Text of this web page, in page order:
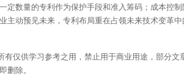
定数量的专利作为保护手段和准入筹码；成本控
主动预见未来，专利布局重在占领未来技术变革
有仅供学习参考之用，禁止用于商业用途，部分
删除。